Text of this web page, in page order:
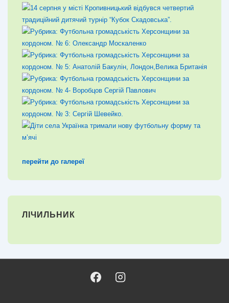
перейти до галереї
ЛІЧИЛЬНИК